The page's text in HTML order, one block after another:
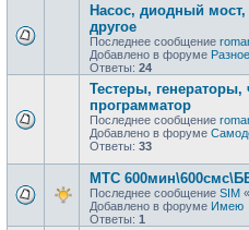
Насос, диодный мост,
другое
Последнее сообщение
Добавлено в форуме Разное
Ответы: 24
Тестеры,
программатор
Последнее сообщение
Добавлено в форуме
Ответы: 33
МТС
Последнее сообщение SIM «
Добавлено в форуме Имею
Ответы: 1